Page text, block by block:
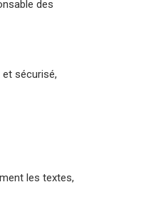
des
sécurisé,
les textes,